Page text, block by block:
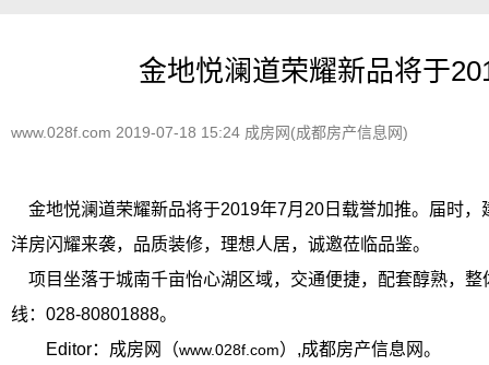
金地悦澜道荣耀新品将于
www.028f.com 2019-07-18 15:24 成房网(成都房产信息网)
金地悦澜道荣耀新品将于2019年7月20日载誉加推。届时
洋房闪耀来袭，品质装修，理想人居，诚邀莅临品鉴。
项目坐落于城南千亩怡心湖区域，交通便捷，配套醇熟，
线：028-80801888。
Editor：成房网（www.028f.com）,成都房产信息网。